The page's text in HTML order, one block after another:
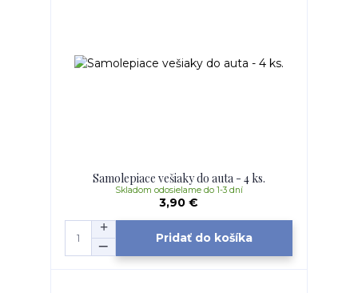
Samolepiace vešiaky do auta - 4 ks.
3,90 €
Skladom odosielame do 1-3 dní
Pridať do košíka